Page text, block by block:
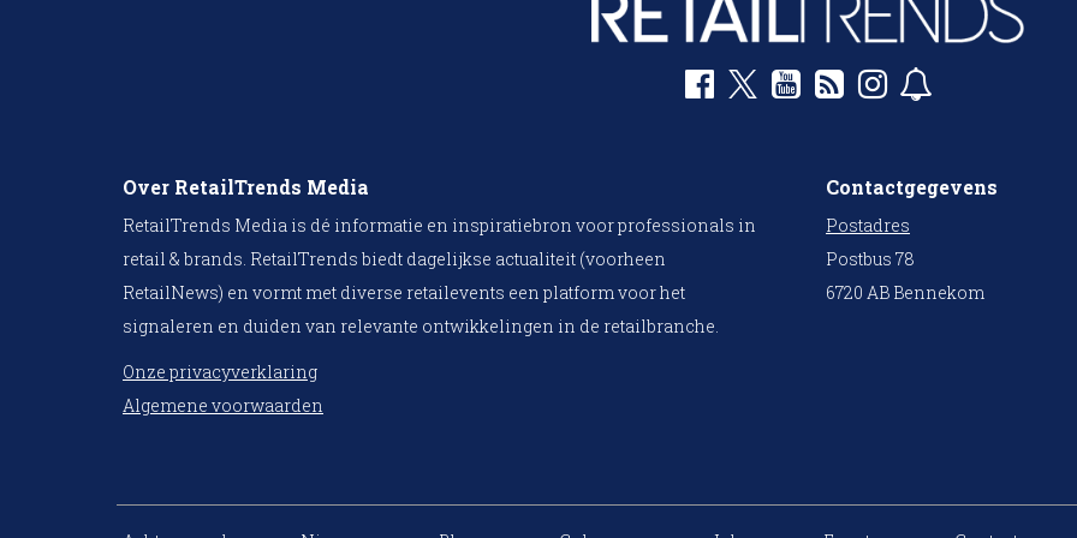
Over RetailTrends Media
RetailTrends Media is dé informatie en inspiratiebron voor professionals in
retail & brands. RetailTrends biedt dagelijkse actualiteit (voorheen
RetailNews) en vormt met diverse retailevents een platform voor het
signaleren en duiden van relevante ontwikkelingen in de retailbranche.
Onze privacyverklaring
Algemene voorwaarden
Contactgegevens
Postadres
Postbus 78
6720 AB Bennekom